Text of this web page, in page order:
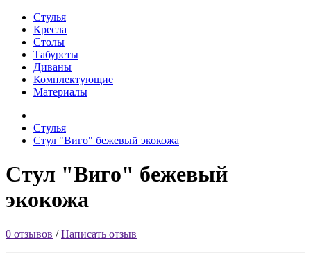
Стулья
Кресла
Столы
Табуреты
Диваны
Комплектующие
Материалы
Стулья
Стул "Виго" бежевый экокожа
Стул "Виго" бежевый
экокожа
0 отзывов /Написать отзыв